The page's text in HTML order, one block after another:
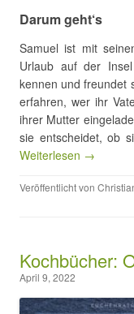
Darum geht‘s
Samuel ist mit
Urlaub auf der
kennen und freundet
erfahren, wer ihr
ihrer Mutter
sie entscheidet, ob
Weiterlesen →
Veröffentlicht von
Kochbücher:
April 9, 2022